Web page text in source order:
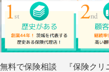
無料で保険相談 『保険クリ